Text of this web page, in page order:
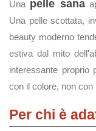
Una pelle sana
Una pelle scottata,
beauty moderno
estiva dal mito
interessante proprio
con il colore, non con
Per chi è